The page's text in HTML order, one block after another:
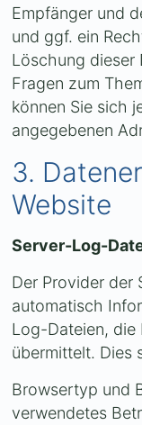
Empfänger und
und ggf. ein
Löschung dieser
Fragen zum
können Sie sich
angegebenen
3.
Website
Server-Log-
Der Provider der
automatisch
Log-Dateien, die
übermittelt. Dies
Browsertyp und
verwendetes